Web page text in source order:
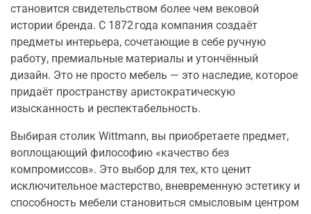
становится свидетельством более чем вековой
истории бренда. С 1872 года компания создаёт
предметы интерьера, сочетающие в себе ручную
работу, премиальные материалы и утончённый
дизайн. Это не просто мебель — это наследие, которое
придаёт пространству аристократическую
изысканность и респектабельность.
Выбирая столик Wittmann, вы приобретаете предмет,
воплощающий философию «качество без
компромиссов». Это выбор для тех, кто ценит
исключительное мастерство, вневременную эстетику и
способность мебели становиться смысловым центром